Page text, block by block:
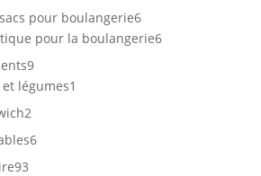
produits
pour boulangerie66
produits
pour la boulangerie66
99
produits
légumes1
22
produits
66
9393